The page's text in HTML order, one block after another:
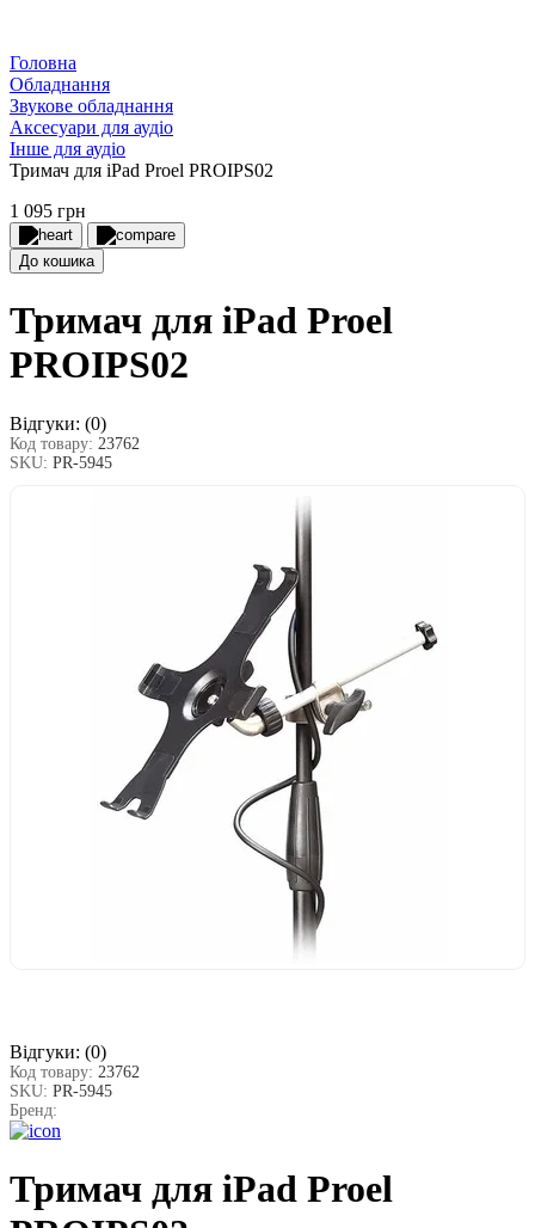
Головна
Обладнання
Звукове обладнання
Аксесуари для аудіо
Інше для аудіо
Тримач для iPad Proel PROIPS02
1 095 грн
До кошика
Тримач для iPad Proel
PROIPS02
Відгуки: (0)
Код товару: 23762
SKU: PR-5945
Відгуки: (0)
Код товару: 23762
SKU: PR-5945
Бренд:
Тримач для iPad Proel